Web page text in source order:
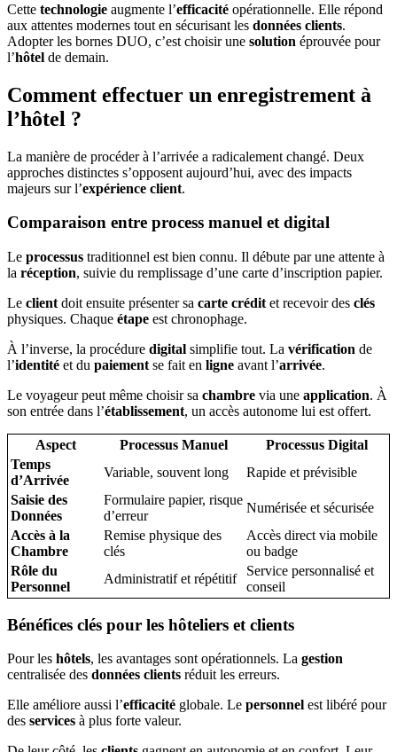
Cette technologie augmente l’efficacité opérationnelle. Elle répond
aux attentes modernes tout en sécurisant les données clients.
Adopter les bornes DUO, c’est choisir une solution éprouvée pour
l’hôtel de demain.
Comment effectuer un enregistrement à
l’hôtel ?
La manière de procéder à l’arrivée a radicalement changé. Deux
approches distinctes s’opposent aujourd’hui, avec des impacts
majeurs sur l’expérience client.
Comparaison entre process manuel et digital
Le processus traditionnel est bien connu. Il débute par une attente à
la réception, suivie du remplissage d’une carte d’inscription papier.
Le client doit ensuite présenter sa carte crédit et recevoir des clés
physiques. Chaque étape est chronophage.
À l’inverse, la procédure digital simplifie tout. La vérification de
l’identité et du paiement se fait en ligne avant l’arrivée.
Le voyageur peut même choisir sa chambre via une application. À
son entrée dans l’établissement, un accès autonome lui est offert.
Aspect Processus Manuel
Processus Digital
Temps
d’Arrivée
Variable, souvent long
Rapide et prévisible
Saisie des
Données
Formulaire papier, risque
d’erreur
Numérisée et sécurisée
Accès à la
Chambre
Remise physique des
clés
Accès direct via mobile
ou badge
Rôle du
Personnel
Administratif et répétitif
Service personnalisé et
conseil
Bénéfices clés pour les hôteliers et clients
Pour les hôtels, les avantages sont opérationnels. La gestion
centralisée des données clients réduit les erreurs.
Elle améliore aussi l’efficacité globale. Le personnel est libéré pour
des services à plus forte valeur.